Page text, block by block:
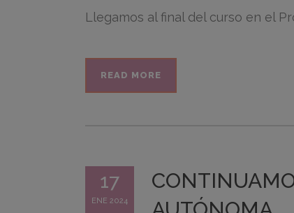
Llegamos al final del curso en el
READ MORE
17
ENE 2024